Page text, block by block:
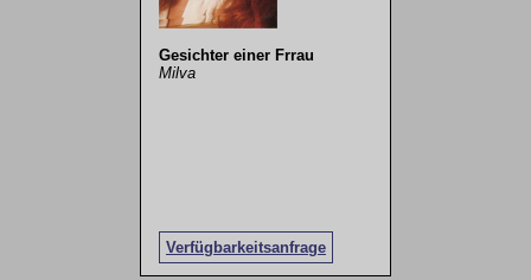
Gesichter einer Frrau
Milva
Verfügbarkeitsanfrage